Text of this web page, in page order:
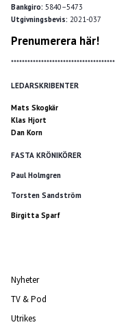
Bankgiro: 5840–5473
Utgivningsbevis: 2021-037
Prenumerera här!
LEDARSKRIBENTER
Mats Skogkär
Klas Hjort
Dan Korn
FASTA KRÖNIKÖRER
Paul Holmgren
Torsten Sandström
Birgitta Sparf
Nyheter
TV & Pod
Utrikes